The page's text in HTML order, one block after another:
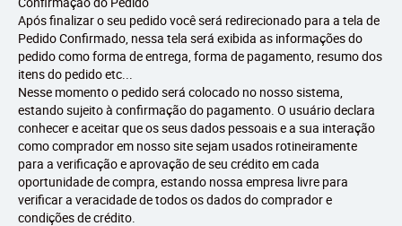
Após finalizar o seu pedido você será redirecionado para a tela de
Pedido Confirmado, nessa tela será exibida as informações do
pedido como forma de entrega, forma de pagamento, resumo dos
itens do pedido etc...
Nesse momento o pedido será colocado no nosso sistema,
estando sujeito à confirmação do pagamento. O usuário declara
conhecer e aceitar que os seus dados pessoais e a sua interação
como comprador em nosso site sejam usados rotineiramente
para a verificação e aprovação de seu crédito em cada
oportunidade de compra, estando nossa empresa livre para
verificar a veracidade de todos os dados do comprador e
condições de crédito.